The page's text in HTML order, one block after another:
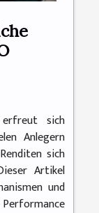
erfreut sich
Anlegern
sich
Artikel
und
Performance